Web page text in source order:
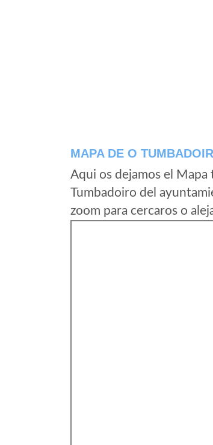
MAPA DE O
Aqui os dejamos el
Tumbadoiro del
zoom para cercaros o